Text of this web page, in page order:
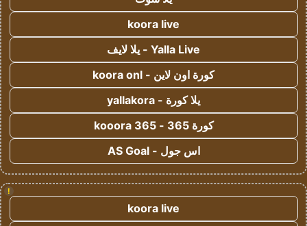
koora live
Yalla Live - يلا لايف
كورة اون لاين - koora onl
يلا كورة - yallakora
كورة 365 - kooora 365
اس جول - AS Goal
!
koora live